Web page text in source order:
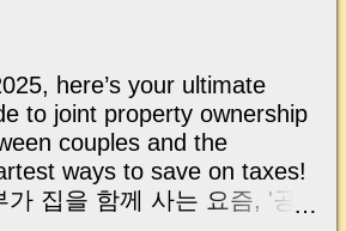
됩니다. 이번 글에서는 현재
, 앞으로 어떤 변화가 예상되
, 그리고 실수요자와 집주인
엇을 준비하면 좋을지 쉽게
해 드리겠습니다. 🇺🇸
(Tap to Open) The
| Deposit Tax Rules
Rental Income Tax
Checklist | What You Need
안녕하세요, 머니로그
입니다 🐝 요즘 은퇴
세 수입을 준비하시거나, 다
투자 계획을 고민하는 분들
here’s your ultimate
to joint property ownership
couples and the
ways to save on taxes!
가 집을 함께 사는 요즘, '공